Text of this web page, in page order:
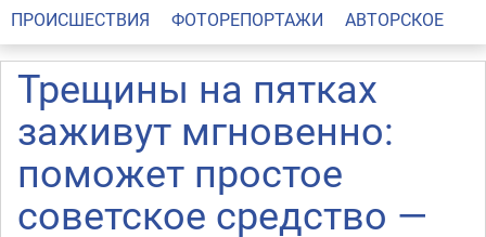
ПРОИСШЕСТВИЯ
ФОТОРЕПОРТАЖИ АВТОРСКОЕ
Трещины на пятках
заживут мгновенно:
поможет простое
советское средство —